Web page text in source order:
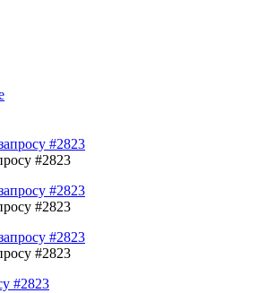
#2823
#2823
#2823